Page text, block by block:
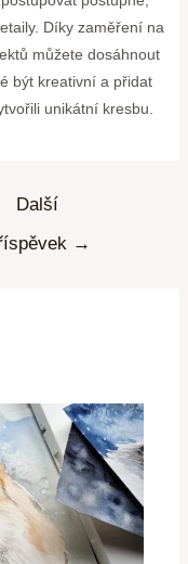
Díky zaměření na
můžete dosáhnout
být kreativní a přidat
unikátní kresbu.
Další
→